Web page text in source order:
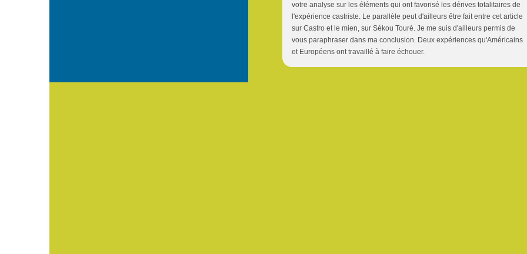
votre analyse sur les éléments qui ont favorisé les dérives totalitaires de
l'expérience castriste. Le parallèle peut d'ailleurs être fait entre cet article
sur Castro et le mien, sur Sékou Touré. Je me suis d'ailleurs permis de
vous paraphraser dans ma conclusion. Deux expériences qu'Américains
et Européens ont travaillé à faire échouer.